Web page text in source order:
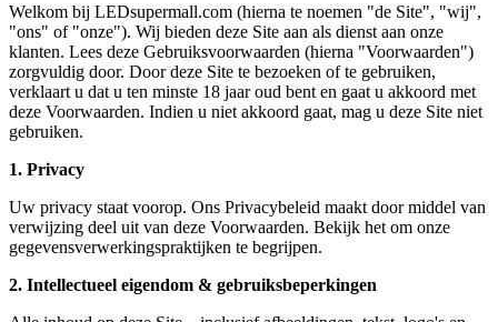
Welkom bij LEDsupermall.com (hierna te noemen "de Site", "wij",
"ons" of "onze"). Wij bieden deze Site aan als dienst aan onze
klanten. Lees deze Gebruiksvoorwaarden (hierna "Voorwaarden")
zorgvuldig door. Door deze Site te bezoeken of te gebruiken,
verklaart u dat u ten minste 18 jaar oud bent en gaat u akkoord met
deze Voorwaarden. Indien u niet akkoord gaat, mag u deze Site niet
gebruiken.
1. Privacy
Uw privacy staat voorop. Ons Privacybeleid maakt door middel van
verwijzing deel uit van deze Voorwaarden. Bekijk het om onze
gegevensverwerkingspraktijken te begrijpen.
2. Intellectueel eigendom & gebruiksbeperkingen